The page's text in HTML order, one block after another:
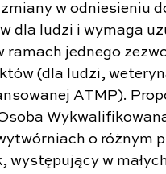
w odniesieniu
dla ludzi i wymaga
jednego
(dla ludzi,
ATMP).
o różnym
występujący w